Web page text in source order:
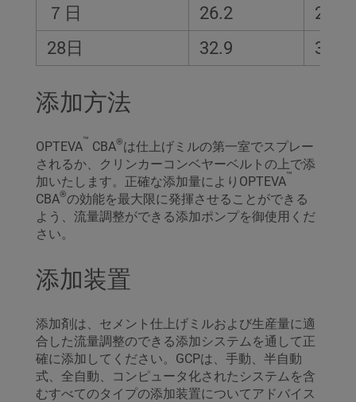
７日
26.2
29.4
28日
32.9 39.1
添加方法
OPTEVA™ CBA®は仕上げミルの第一室でスプレー
されるか、クリンカーコンベヤーベルトの上で添
加いたします。正確な添加量によりOPTEVA™
CBA®の効能を最大限に発揮させることができる
よう、流量調整ができる添加ポンプを御使用くだ
さい。
添加装置
添加剤は、セメント仕上げミルおよび生産量に適
合した流量調整のできる添加システムを通して正
確に添加してください。GCPは、手動、半自動
式、全自動、コンピュータ化されたシステムを含
むすべてのタイプの添加装置についてアドバイス